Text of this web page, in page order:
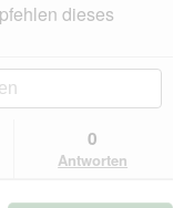
dieses
0
Antworten